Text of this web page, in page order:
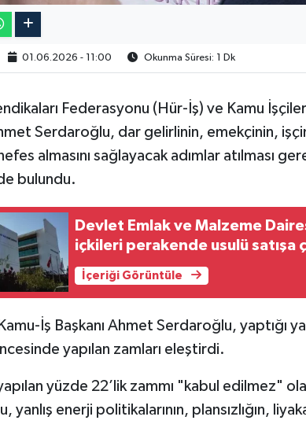
01.06.2026 - 11:00 Okunma Süresi: 1 Dk
Federasyonu (Hür-İş) ve Kamu
Serdaroğlu, dar gelirlinin, emekçinin,
almasını sağlayacak adımlar atılması
bulundu.
Devlet Emlak ve Malzeme
içkileri perakende usulü satışa
İçeriği Görüntüle
İş Başkanı Ahmet Serdaroğlu, yaptığı
yapılan zamları eleştirdi.
yüzde 22’lik zammı "kabul edilmez"
yanlış enerji politikalarının, plansızlığın,